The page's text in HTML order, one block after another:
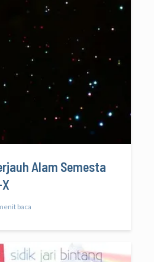
Alam Semesta
baca